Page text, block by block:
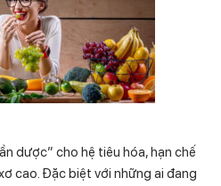
dược” cho hệ tiêu hóa, hạn chế
cao. Đặc biệt với những ai đang